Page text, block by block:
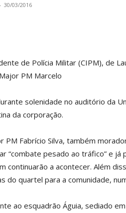
30/03/2016
de Polícia Militar (CIPM), de
PM Marcelo
solenidade no auditório da
da corporação.
PM Fabrício Silva, também
“combate pesado ao tráfico” e já
continuarão a acontecer. Além
do quartel para a comunidade,
ao esquadrão Águia, sediado